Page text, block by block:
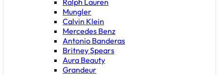
Mungler
Calvin Klein
Mercedes Benz
Antonio Banderas
Britney Spears
Aura Beauty
Grandeur